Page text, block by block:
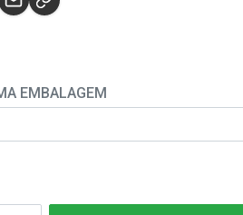
EMBALAGEM